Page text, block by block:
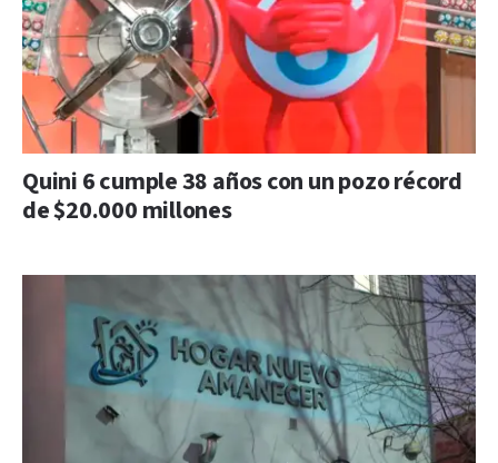
Quini 6 cumple 38 años con un pozo récord
de $20.000 millones